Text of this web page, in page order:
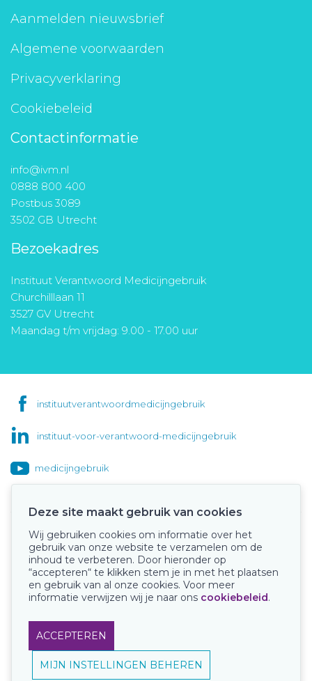
Aanmelden nieuwsbrief
Algemene voorwaarden
Privacyverklaring
Cookiebeleid
Contactinformatie
info@ivm.nl
0888 800 400
Postbus 3089
3502 GB Utrecht
Bezoekadres
Instituut Verantwoord Medicijngebruik
Churchilllaan 11
3527 GV Utrecht
Maandag t/m vrijdag: 9.00 - 17.00 uur
instituutverantwoordmedicijngebruik
instituut-voor-verantwoord-medicijngebruik
medicijngebruik
Onze keurmerken
Deze site maakt gebruik van cookies
Wij gebruiken cookies om informatie over het
gebruik van onze website te verzamelen om de
inhoud te verbeteren. Door hieronder op
“accepteren“ te klikken stem je in met het plaatsen
en gebruik van al onze cookies. Voor meer
informatie verwijzen wij je naar ons cookiebeleid.
ACCEPTEREN
MIJN INSTELLINGEN BEHEREN